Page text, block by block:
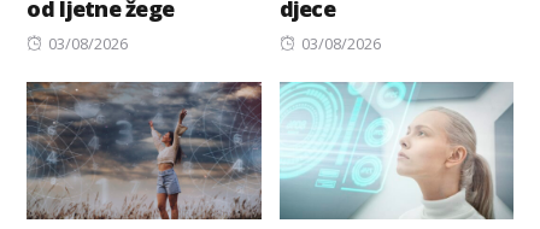
od ljetne žege
Posted
03/08/2026
djece
Posted
03/08/2026